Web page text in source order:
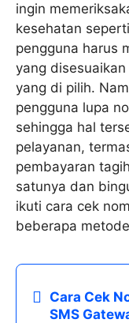
ingin
kesehatan
pengguna harus
yang
yang di pilih.
pengguna lupa
sehingga hal
pelayanan,
pembayaran
satunya dan
ikuti cara cek
beberapa
Cara Cek
SMS